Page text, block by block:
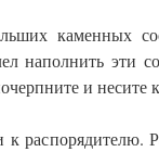
каменных
наполнить эти
и
распорядителю.